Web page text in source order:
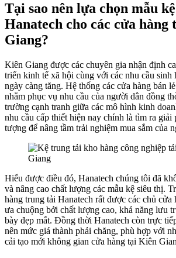
Tại sao nên lựa chọn mẫu
Hanatech cho các cửa hàng
Giang?
Kiên Giang được các chuyên gia nhận định
triển kinh tế xã hội cùng với các nhu cầu sinh
ngày càng tăng. Hệ thống các cửa hàng bán
nhằm phục vụ nhu cầu của người dân đồng
trường cạnh tranh giữa các mô hình kinh
nhu cầu cấp thiết hiện nay chính là tìm ra giải
tượng để nâng tầm trải nghiệm mua sắm của
Hiểu được điều đó, Hanatech chúng tôi đã
và nâng cao chất lượng các mẫu kệ siêu thị.
hàng trung tải Hanatech rất được các chủ
ưa chuộng bởi chất lượng cao, khả năng lưu
bày đẹp mắt. Đồng thời Hanatech còn trực
nên mức giá thành phải chăng, phù hợp với
cải tạo mới không gian cửa hàng tại Kiên